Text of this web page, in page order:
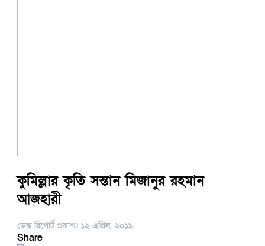
কুমিল্লার কৃতি সন্তান মিজানুর রহমান
আজহারী
ডেস্ক রিপোর্ট প্রকাশঃ ১২ এপ্রিল, ২০১৯
Share